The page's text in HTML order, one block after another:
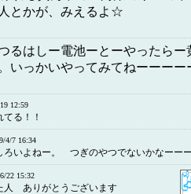
とかが、みえるよ☆
るはしー電池ーとーやったら
いっかいやってみてねーーーー
12:59
る！！
4/7 16:34
ろいよねー。 つぎのやつでないかなーーー
22 15:32
ありがとうございます